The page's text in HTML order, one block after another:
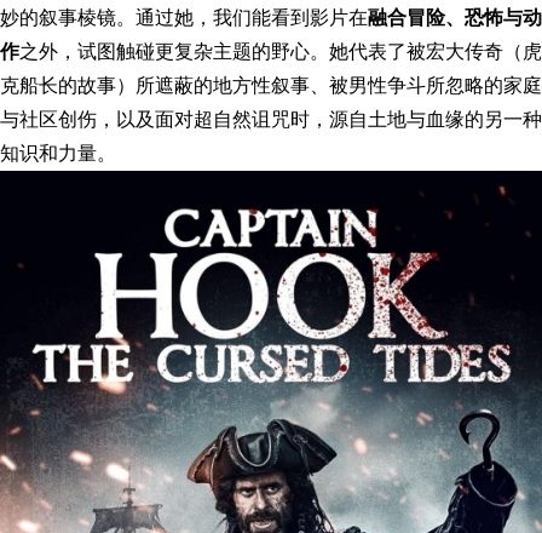
妙的叙事棱镜。通过她，我们能看到影片在融合冒险、恐怖与动
作之外，试图触碰更复杂主题的野心。她代表了被宏大传奇（虎
克船长的故事）所遮蔽的地方性叙事、被男性争斗所忽略的家庭
与社区创伤，以及面对超自然诅咒时，源自土地与血缘的另一种
知识和力量。